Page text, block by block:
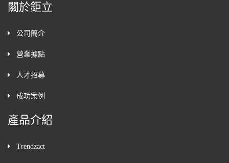
關於鉅立
公司簡介
營業據點
人才招募
成功案例
產品介紹
Trendzact